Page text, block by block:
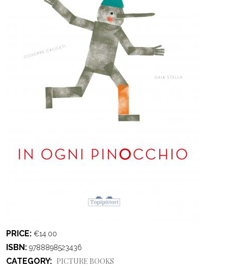
PRICE €14.00
ISBN 9788898523436
CATEGORY
PICTURE BOOKS